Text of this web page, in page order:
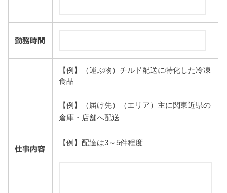
勤務時間
仕事内容
【例】（運ぶ物）チルド配送に特化した冷凍
食品
【例】（届け先）（エリア）主に関東近県の
倉庫・店舗へ配送
【例】配達は3～5件程度